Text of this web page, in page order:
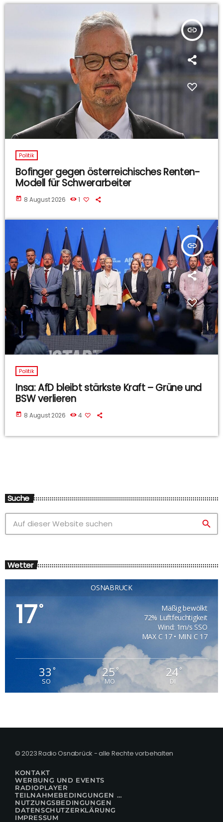
insert_link
Politik
Bofinger gegen österreichisches Renten-
Modell für Schwerarbeiter
today 8 August 2026 1
insert_link
Politik
Insa: AfD bleibt stärkste Kraft – Grüne und
BSW verlieren
today 8 August 2026 4
Suche
search
Wetter
OSNABRÜCK
17°
Mäßig bewölkt
72% Luftfeuchtigkeit
Wind: 1m/s SSO
MAX C 17 • MIN C 17
33 °
SO
25°
MO
24°
DI
© 2023 Radio Osnabrück - alle Rechte vorbehalten
KONTAKT
WERBUNG UND EVENTS
RADIOPLAYER
TEILNAHMEBEDINGUNGEN FÜR GEWINNSPIELE
NUTZUNGSBEDINGUNGEN
DATENSCHUTZERKLÄRUNG
IMPRESSUM